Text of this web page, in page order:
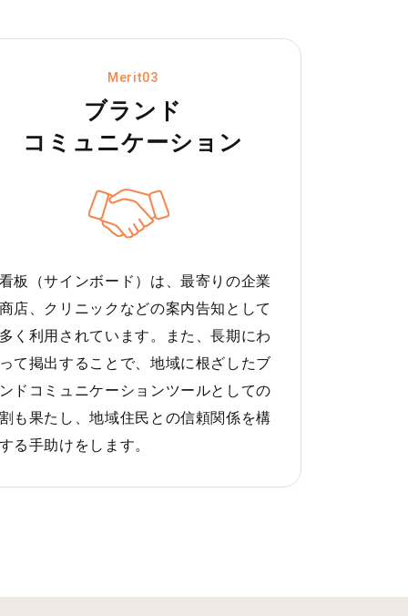
Merit03
ブランド
コミュニケーション
板（サインボード）は、最寄りの企業
店、クリニックなどの案内告知として
く利用されています。また、長期にわ
て掲出することで、地域に根ざしたブ
ドコミュニケーションツールとしての
も果たし、地域住民との信頼関係を構
る手助けをします。